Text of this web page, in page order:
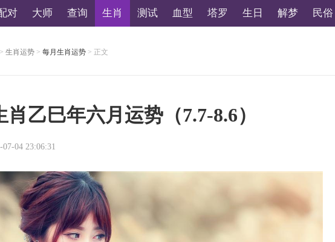
对 大师 查询 生肖 测试 血型 塔罗 生日 解梦 民俗
> 生肖运势 > 每月生肖运势 > 正文
乙巳年六月运势（7.7-8.6）
07-04 23:06:31